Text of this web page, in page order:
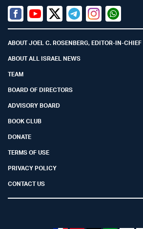
Facebook
YoutubeTwitter (X)
TelegramInstagramWhatsapp
ABOUT JOEL C. ROSENBERG, EDITOR-IN-CHIEF
ABOUT ALL ISRAEL NEWS
TEAM
BOARD OF DIRECTORS
ADVISORY BOARD
BOOK CLUB
DONATE
TERMS OF USE
PRIVACY POLICY
CONTACT US